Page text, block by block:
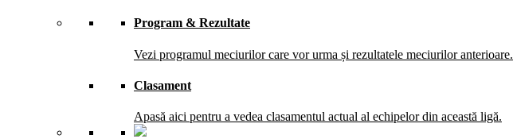
Program & Rezultate
Vezi programul meciurilor care vor urma și rezultatele meciurilor anterioare.
Clasament
Apasă aici pentru a vedea clasamentul actual al echipelor din această ligă.